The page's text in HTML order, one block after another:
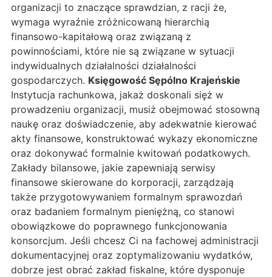
organizacji to znaczące sprawdzian, z racji że,
wymaga wyraźnie zróżnicowaną hierarchią
finansowo-kapitałową oraz związaną z
powinnościami, które nie są związane w sytuacji
indywidualnych działalności działalności
gospodarczych. Księgowość Sępólno Krajeńskie
Instytucja rachunkowa, jakaż doskonali sięż w
prowadzeniu organizacji, musiż obejmować stosowną
naukę oraz doświadczenie, aby adekwatnie kierować
akty finansowe, konstruktować wykazy ekonomiczne
oraz dokonywać formalnie kwitowań podatkowych.
Zakłady bilansowe, jakie zapewniają serwisy
finansowe skierowane do korporacji, zarządzają
także przygotowywaniem formalnym sprawozdań
oraz badaniem formalnym pieniężną, co stanowi
obowiązkowe do poprawnego funkcjonowania
konsorcjum. Jeśli chcesz Ci na fachowej administracji
dokumentacyjnej oraz zoptymalizowaniu wydatków,
dobrze jest obrać zakład fiskalne, które dysponuje